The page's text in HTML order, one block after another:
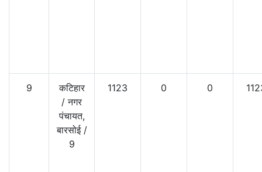
9
कटिहार
/नगर
पंचायत,
बारसोई /
9
1123 0 0